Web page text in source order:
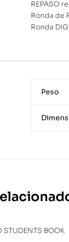
REPASO
Ronda de
Ronda
Peso